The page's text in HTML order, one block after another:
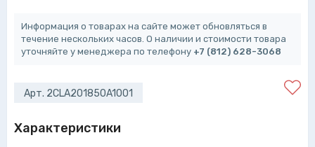
Информация о товарах на сайте может обновляться в
течение нескольких часов. О наличии и стоимости товара
уточняйте у менеджера по телефону +7 (812) 628-3068
Арт. 2CLA201850A1001
Характеристики